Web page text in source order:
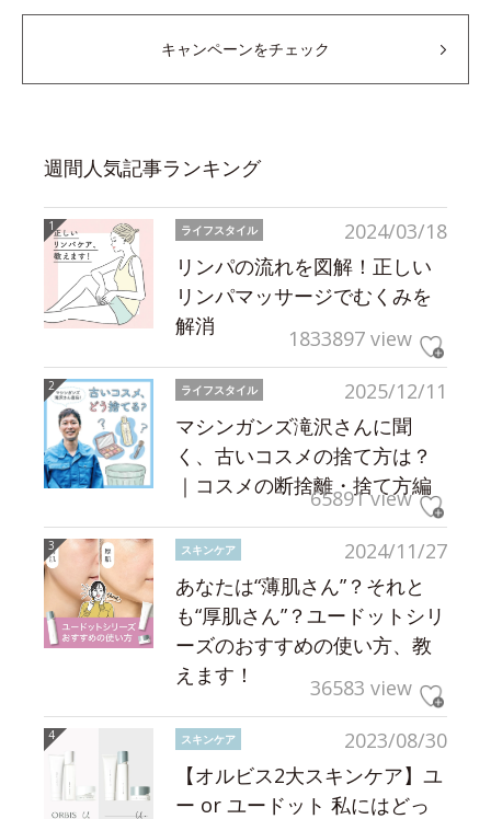
キャンペーンをチェック
週間人気記事ランキング
2024/03/18
ライフスタイル
リンパの流れを図解！正しい
リンパマッサージでむくみを
解消
1833897 view
2025/12/11
ライフスタイル
マシンガンズ滝沢さんに聞
く、古いコスメの捨て方は？
｜コスメの断捨離・捨て方編
65891 view
2024/11/27
スキンケア
あなたは“薄肌さん”？それと
も“厚肌さん”？ユードットシリ
ーズのおすすめの使い方、教
えます！
36583 view
2023/08/30
スキンケア
【オルビス2大スキンケア】ユ
ー or ユードット 私にはどっ